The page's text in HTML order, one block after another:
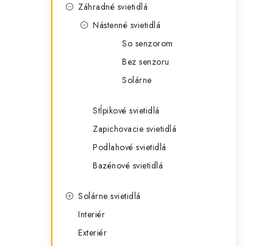
Záhradné svietidlá
Nástenné svietidlá
So senzorom
Bez senzoru
Solárne
Stĺpikové svietidlá
Zapichovacie svietidlá
Podlahové svietidlá
Bazénové svietidlá
Solárne svietidlá
Interiér
Exteriér